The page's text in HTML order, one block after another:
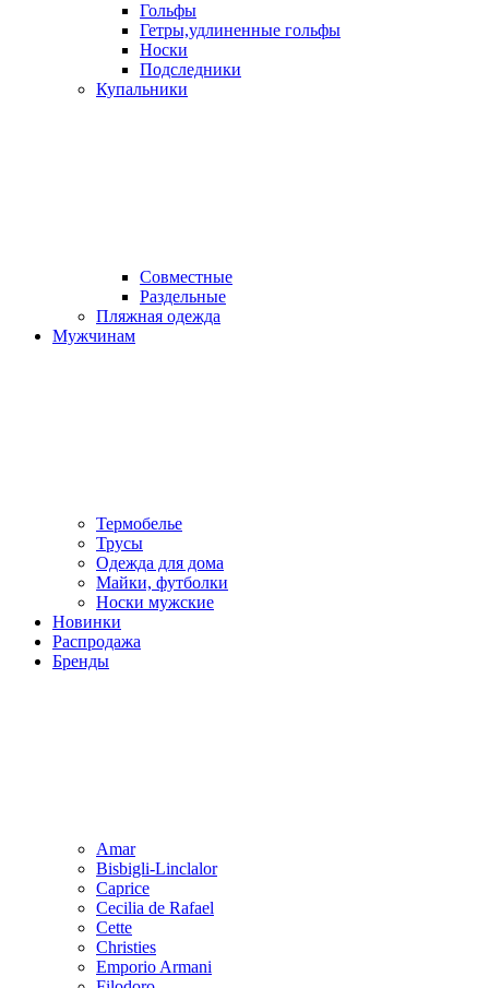
Гольфы
Гетры,удлиненные гольфы
Носки
Подследники
Купальники
Совместные
Раздельные
Пляжная одежда
Мужчинам
Термобелье
Трусы
Одежда для дома
Майки, футболки
Носки мужские
Новинки
Распродажа
Бренды
Amar
Bisbigli-Linclalor
Caprice
Cecilia de Rafael
Cette
Christies
Emporio Armani